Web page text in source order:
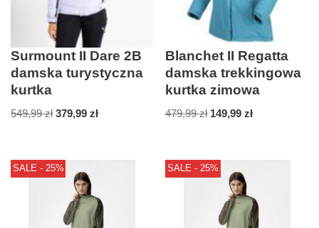
Surmount II Dare 2B
damska turystyczna
kurtka
549,99zł 379,99 zł
Blanchet II Regatta
damska trekkingowa
kurtka zimowa
479,99zł 149,99zł
SALE - 25% SALE - 25%